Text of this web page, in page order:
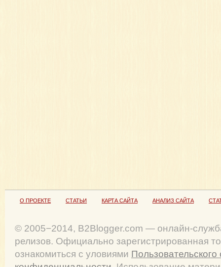
О ПРОЕКТЕ СТАТЬИ КАРТА САЙТА АНАЛИЗ САЙТА
© 2005−2014, B2Blogger.com — онлайн-
релизов. Официально зарегистрированная
ознакомиться с уловиями